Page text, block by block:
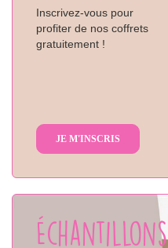
Inscrivez-vous pour
profiter de nos coffrets
gratuitement !
JE M'INSCRIS
Échantillons